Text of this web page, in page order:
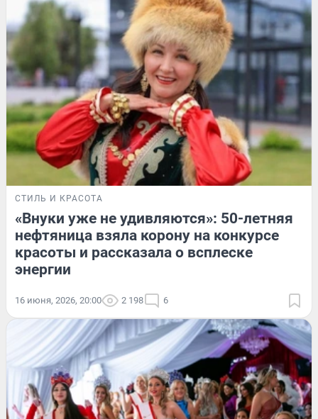
СТИЛЬ И КРАСОТА
«Внуки уже не удивляются»: 50-летняя
нефтяница взяла корону на конкурсе
красоты и рассказала о всплеске
энергии
16 июня, 2026, 20:00 2 198 6